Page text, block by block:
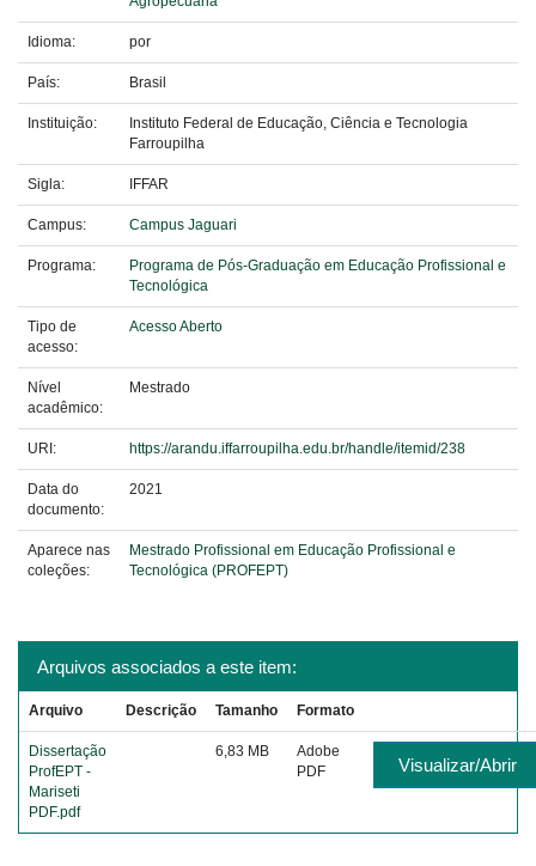
Idioma: por
País: Brasil
Instituição:
Instituto Federal de Educação, Ciência e Tecnologia
Farroupilha
Sigla: IFFAR
Campus: Campus Jaguari
Programa:
Programa de Pós-Graduação em Educação Profissional e
Tecnológica
Tipo de
acesso:
Acesso Aberto
Nível
acadêmico:
Mestrado
URI: https://arandu.iffarroupilha.edu.br/handle/itemid/238
Data do
documento:
2021
Aparece nas
coleções:
Mestrado Profissional em Educação Profissional e
Tecnológica (PROFEPT)
Arquivos associados a este item:
Arquivo Descrição Tamanho Formato
Dissertação
ProfEPT -
Mariseti
PDF.pdf
6,83 MB
Adobe
PDF
Visualizar/Abrir